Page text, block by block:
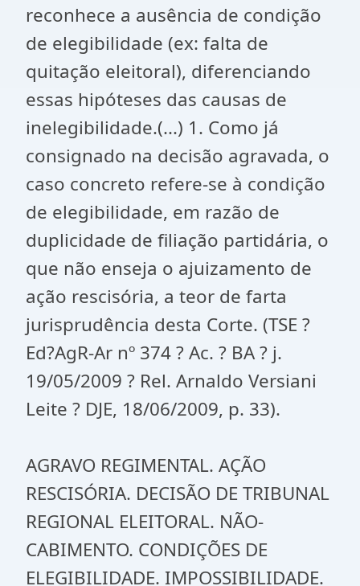
reconhece a ausência de condição
de elegibilidade (ex: falta de
quitação eleitoral), diferenciando
essas hipóteses das causas de
inelegibilidade.(...) 1. Como já
consignado na decisão agravada, o
caso concreto refere-se à condição
de elegibilidade, em razão de
duplicidade de filiação partidária, o
que não enseja o ajuizamento de
ação rescisória, a teor de farta
jurisprudência desta Corte. (TSE ?
Ed?AgR-Ar nº 374 ? Ac. ? BA ? j.
19/05/2009 ? Rel. Arnaldo Versiani
Leite ? DJE, 18/06/2009, p. 33).
AGRAVO REGIMENTAL. AÇÃO
RESCISÓRIA. DECISÃO DE TRIBUNAL
REGIONAL ELEITORAL. NÃO-
CABIMENTO. CONDIÇÕES DE
ELEGIBILIDADE. IMPOSSIBILIDADE.